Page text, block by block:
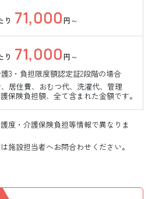
り 71,000円～
り 71,000円～
3・負担限度額認定証2段階の場合
居住費、おむつ代、洗濯代、管理
保険負担額、全て含まれた金額です。
度・介護保険負担等情報で異なりま
施設担当者へお問合わせください。